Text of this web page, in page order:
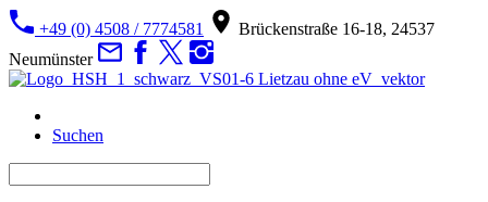
+49 (0) 4508 / 7774581
Brückenstraße 16-18, 24537
Neumünster
Suchen